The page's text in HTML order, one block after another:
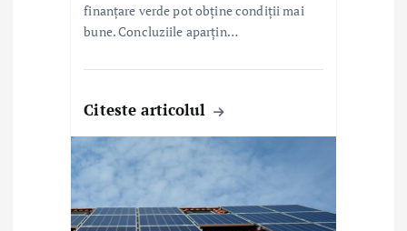
finanțare verde pot obține condiții mai
bune. Concluziile aparțin…
Citeste articolul